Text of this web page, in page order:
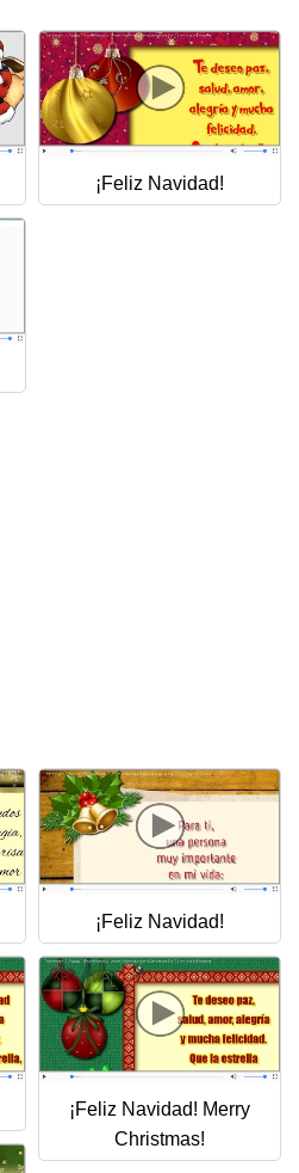
Entrar
¡Feliz Navidad!
¡Feliz Navidad!
¡Feliz Navidad! Merry
Christmas!